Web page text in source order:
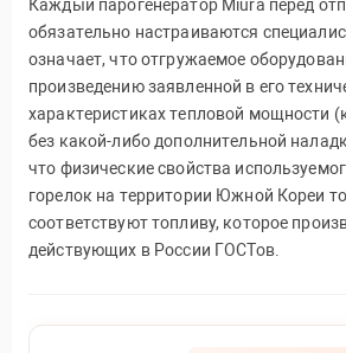
Каждый парогенератор Miura перед
обязательно настраиваются
означает, что отгружаемое
произведению заявленной в его
характеристиках тепловой мощности
без какой-либо дополнительной
что физические свойства
горелок на территории Южной Кореи
соответствуют топливу, которое
действующих в России ГОСТов.